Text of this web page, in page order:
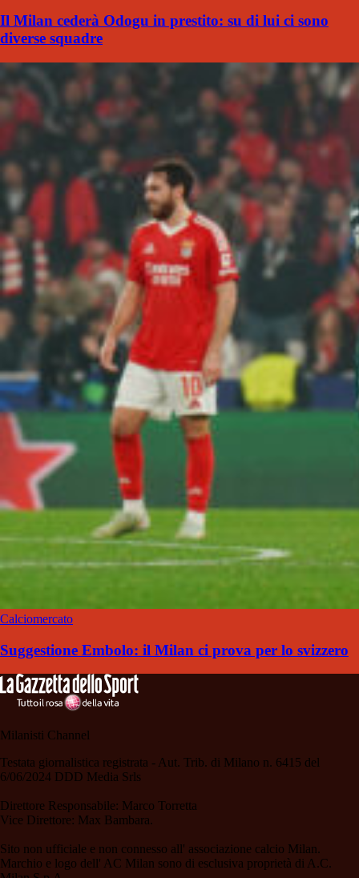
Il Milan cederà Odogu in prestito: su di lui ci sono
diverse squadre
Calciomercato
Suggestione Embolo: il Milan ci prova per lo svizzero
Milanisti Channel
Testata giornalistica registrata - Aut. Trib. di Milano n. 6415 del
6/06/2024 DDD Media Srls
Direttore Responsabile: Marco Torretta
Vice Direttore: Max Bambara.
Sito non ufficiale e non connesso all' associazione calcio Milan.
Marchio e logo dell' AC Milan sono di esclusiva proprietà di A.C.